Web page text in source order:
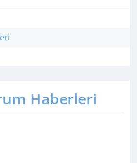
Haberleri